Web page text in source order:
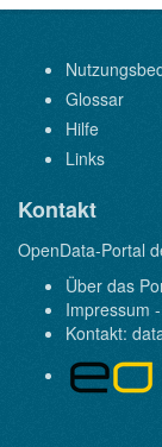
Glossar
Hilfe
Links
Kontakt
OpenData-Portal
Über das
Impressum
Kontakt: